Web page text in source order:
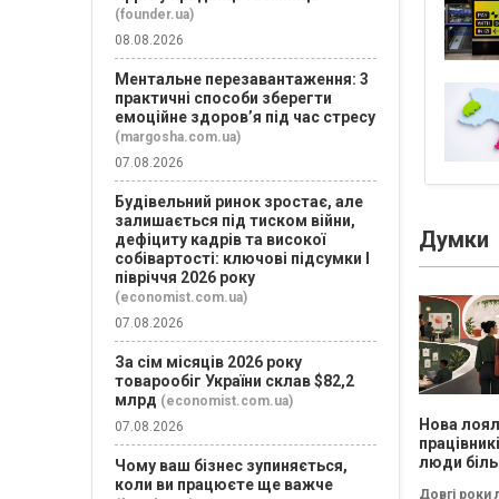
Думки
Нова
люди
Довгі роки
(founder.ua)
08.08.2026
Ментальне перезавантаження: 3
практичні способи зберегти
емоційне здоров’я під час стресу
(margosha.com.ua)
07.08.2026
Будівельний ринок зростає, але
залишається під тиском війни,
дефіциту кадрів та високої
собівартості: ключові підсумки І
півріччя 2026 року
(economist.com.ua)
07.08.2026
За сім місяців 2026 року
товарообіг України склав $82,2
млрд (economist.com.ua)
07.08.2026
Чому ваш бізнес зупиняється,
коли ви працюєте ще важче